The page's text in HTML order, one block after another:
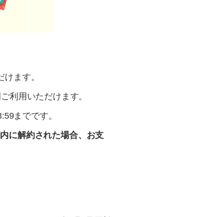
ます。
利用いただけます。
までです。
に解約された場合、お支